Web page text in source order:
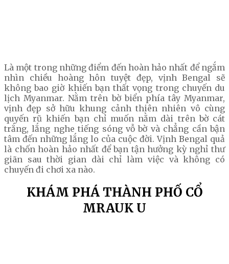
Là một trong những điểm đến hoàn hảo nhất để ngắm
nhìn chiều hoàng hôn tuyệt đẹp, vịnh Bengal sẽ
không bao giờ khiến bạn thất vọng trong chuyến du
lịch Myanmar. Nằm trên bờ biển phía tây Myanmar,
vịnh đẹp sở hữu khung cảnh thiên nhiên vô cùng
quyến rũ khiến bạn chỉ muốn nằm dài trên bờ cát
trắng, lắng nghe tiếng sóng vỗ bờ và chẳng cần bận
tâm đến những lắng lo của cuộc đời. Vịnh Bengal quả
là chốn hoàn hảo nhất để bạn tận hưởng kỳ nghỉ thư
giãn sau thời gian dài chỉ làm việc và không có
chuyến đi chơi xa nào.
KHÁM PHÁ THÀNH PHỐ CỔ
MRAUK U